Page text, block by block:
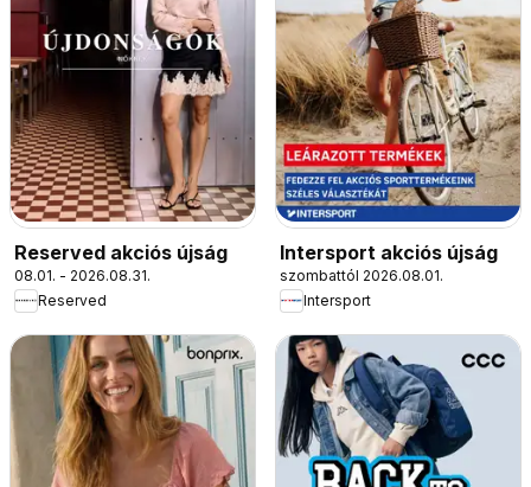
Reserved akciós újság
08.01. - 2026.08.31.
Reserved
Intersport akciós újság
szombattól 2026.08.01.
Intersport